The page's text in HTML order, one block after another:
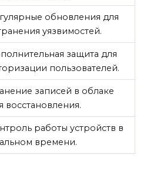
обновления для
уязвимостей.
защита для
пользователей.
записей в облаке
восстановления.
работы устройств в
времени.